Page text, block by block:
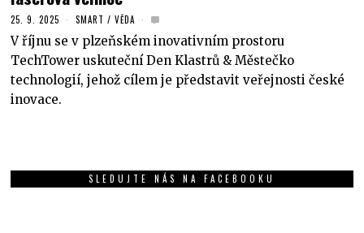
25. 9. 2025 SMART / VĚDA
V říjnu se v plzeňském inovativním prostoru
TechTower uskuteční Den Klastrů & Městečko
technologií, jehož cílem je představit veřejnosti české
inovace.
SLEDUJTE NÁS NA FACEBOOKU